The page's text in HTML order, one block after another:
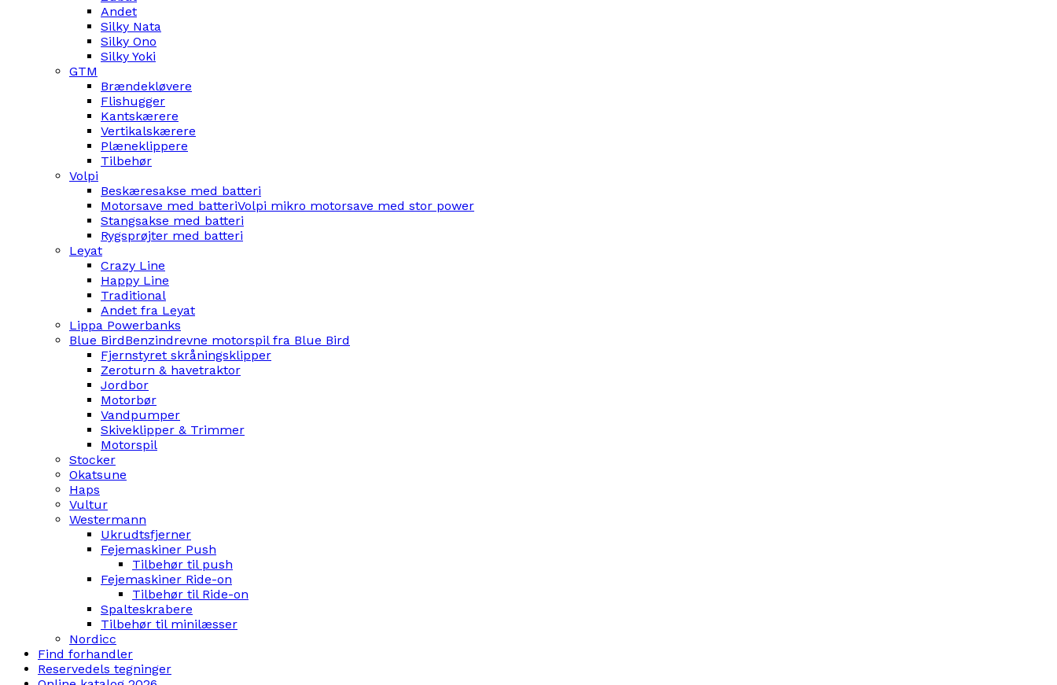
Andet
Silky Nata
Silky Ono
Silky Yoki
GTM
Brændekløvere
Flishugger
Kantskærere
Vertikalskærere
Plæneklippere
Tilbehør
Volpi
Beskæresakse med batteri
Motorsave med batteriVolpi mikro motorsave med stor power
Stangsakse med batteri
Rygsprøjter med batteri
Leyat
Crazy Line
Happy Line
Traditional
Andet fra Leyat
Lippa Powerbanks
Blue BirdBenzindrevne motorspil fra Blue Bird
Fjernstyret skråningsklipper
Zeroturn & havetraktor
Jordbor
Motorbør
Vandpumper
Skiveklipper & Trimmer
Motorspil
Stocker
Okatsune
Haps
Vultur
Westermann
Ukrudtsfjerner
Fejemaskiner Push
Tilbehør til push
Fejemaskiner Ride-on
Tilbehør til Ride-on
Spalteskrabere
Tilbehør til minilæsser
Nordicc
Find forhandler
Reservedels tegninger